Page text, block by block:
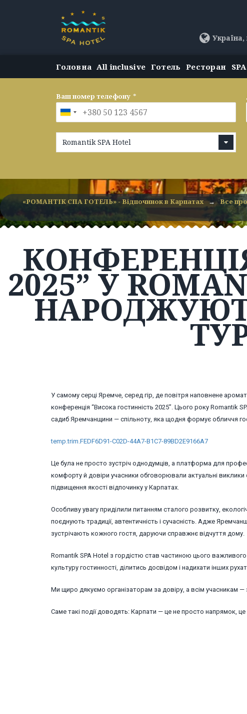
Головна All inclusive Готель Ресторан
Ваш номер телефону *
Romantik SPA Hotel
«РОМАНТІК СПА ГОТЕЛЬ» - Відпочинок в Карпатах → Все
2025” У
У самому серці Яремче, серед гір, де повітря наповнене
конференція “Висока гостинність 2025”. Цього року Romantik
садиб Яремчанщини — спільноту, яка щодня формує обличчя
temp.trim.FEDF6D91-C02D-44A7-B1C7-89BD2E9166A7
Це була не просто зустріч однодумців, а платформа для
комфорту й довіри учасники обговорювали актуальні виклики
підвищення якості відпочинку у Карпатах.
Особливу увагу приділили питанням сталого розвитку,
поєднують традиції, автентичність і сучасність. Адже
зустрічають кожного гостя, даруючи справжнє відчуття дому.
Romantik SPA Hotel з гордістю став частиною цього
культуру гостинності, ділитись досвідом і надихати інших
Ми щиро дякуємо організаторам за довіру, а всім учасникам
Саме такі події доводять: Карпати — це не просто напрямок,